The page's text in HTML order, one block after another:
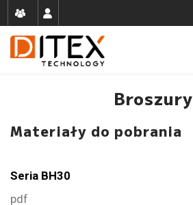
Broszury
Materiały do pobrania
Seria BH30
pdf